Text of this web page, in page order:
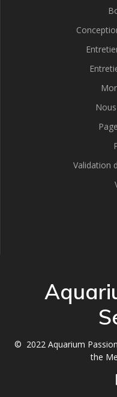
Validation
© 2022 Aquarium
the